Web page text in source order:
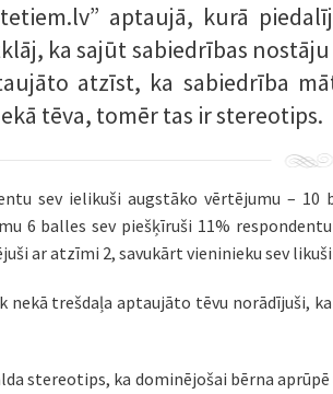
aptaujā, kurā
ka sajūt sabiedrības
atzīst, ka sabiedrība
tēva, tomēr tas ir stereotips.
sev ielikuši augstāko vērtējumu –
6 balles sev piešķīruši 11%
ar atzīmi 2, savukārt vieninieku sev
nekā trešdaļa aptaujāto tēvu norādījuši,
stereotips, ka dominējošai bērna